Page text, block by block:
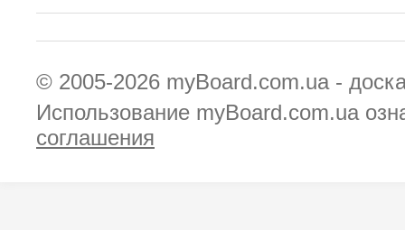
© 2005-2026 myBoard.com.ua -
Использование myBoard.com.ua
соглашения